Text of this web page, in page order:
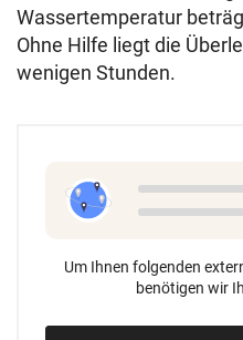
Wassertemperatur
Ohne Hilfe liegt die
wenigen Stunden.
Um Ihnen folgenden
benötigen wir